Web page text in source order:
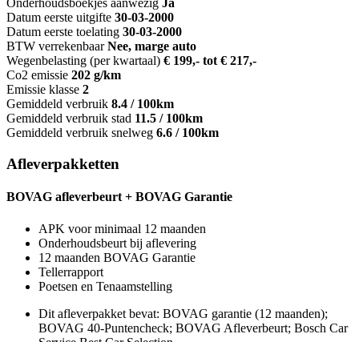
Onderhoudsboekjes aanwezig Ja
Datum eerste uitgifte 30-03-2000
Datum eerste toelating 30-03-2000
BTW verrekenbaar Nee, marge auto
Wegenbelasting (per kwartaal) € 199,- tot € 217,-
Co2 emissie 202 g/km
Emissie klasse 2
Gemiddeld verbruik 8.4 / 100km
Gemiddeld verbruik stad 11.5 / 100km
Gemiddeld verbruik snelweg 6.6 / 100km
Afleverpakketten
BOVAG afleverbeurt + BOVAG Garantie
APK voor minimaal 12 maanden
Onderhoudsbeurt bij aflevering
12 maanden BOVAG Garantie
Tellerrapport
Poetsen en Tenaamstelling
Dit afleverpakket bevat: BOVAG garantie (12 maanden);
BOVAG 40-Puntencheck; BOVAG Afleverbeurt; Bosch Car